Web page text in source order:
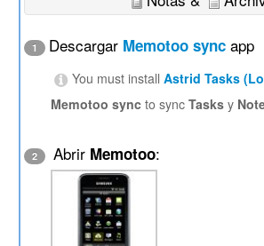
1 Descargar Memotoo sync app
You must installAstrid Tasks
Memotoo sync to syncTasks y
2 Abrir Memotoo: